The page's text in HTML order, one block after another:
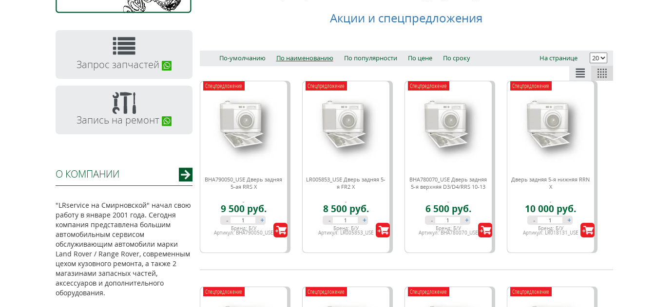
Запрос запчастей
Запись на ремонт
О КОМПАНИИ
"LRservice на Смирновской" начал свою
работу в январе 2001 года. Сегодня
компания представлена большим
автомобильным сервисом
обслуживающим автомобили марки
Land Rover / Range Rover, современным
цехом кузовного ремонта, а также 2
магазинами запасных частей,
аксессуаров и дополнительного
оборудования.
Акции и спецпредложения
По-умолчанию По наименованию По популярности По цене По сроку На странице
Спецпредложение
BHA790050_USE Дверь задняя
5-ая RRS X
9 500 руб.
- +
Бренд: Б/У
Артикул: BHA790050_USE
Спецпредложение
LR005853_USE Дверь задняя 5-
я FR2 X
8 500 руб.
- +
Бренд: Б/У
Артикул: LR005853_USE
Спецпредложение
BHA780070_USE Дверь задняя
5-я верхняя D3/D4/RRS 10-13
6 500 руб.
- +
Бренд: Б/У
Артикул: BHA780070_USE
Спецпредложение
Дверь задняя 5-я нижняя RRN
X
10 000 руб.
- +
Бренд: Б/У
Артикул: LR018131_USE
Спецпредложение Спецпредложение Спецпредложение Спецпредложение